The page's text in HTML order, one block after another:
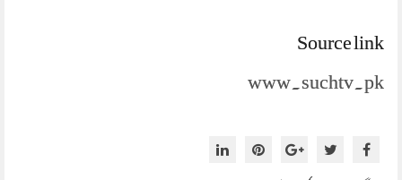
Source link
www.suchtv.pk